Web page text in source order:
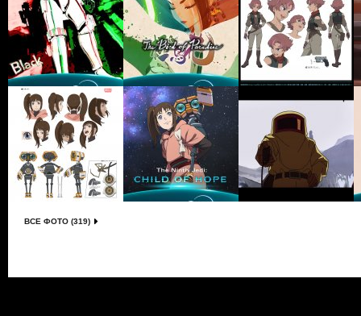
ВСЕ ФОТО (319)